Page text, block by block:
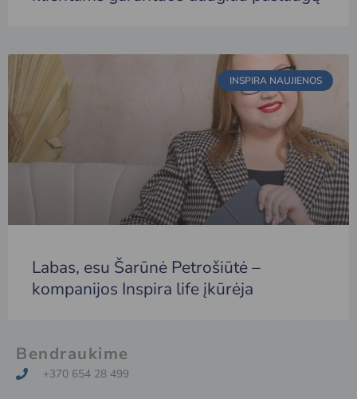
INSPIRA NAUJIENOS
Labas, esu Šarūnė Petrošiūtė –
kompanijos Inspira life įkūrėja
Bendraukime
+370 654 28 499